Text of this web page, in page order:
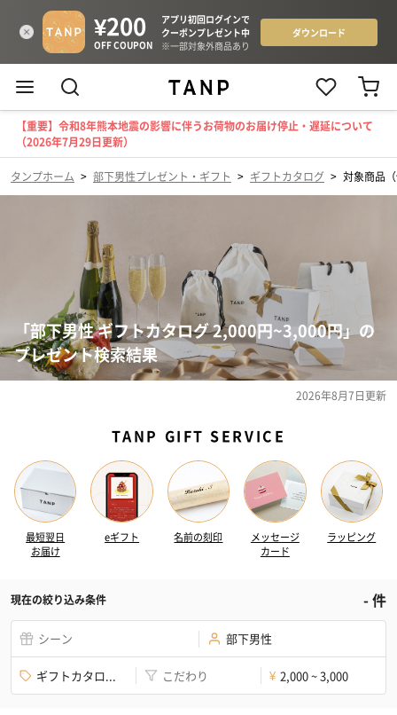
【重要】令和8年熊本地震の影響に伴うお荷物のお届け停止・遅延について
（2026年7月29日更新）
タンプホーム > 部下男性プレゼント・ギフト > ギフトカタログ > 対象商品
「部下男性 ギフトカタログ 2,000円~3,000円」の
プレゼント検索結果
2026年8月7日更新
TANP GIFT SERVICE
最短翌日
お届け
eギフト 名前の刻印
メッセージ
カード
ラッピング
現在の絞り込み条件 -件
シーン 部下男性
ギフトカタロ... こだわり ¥ 2,000 ~ 3,000